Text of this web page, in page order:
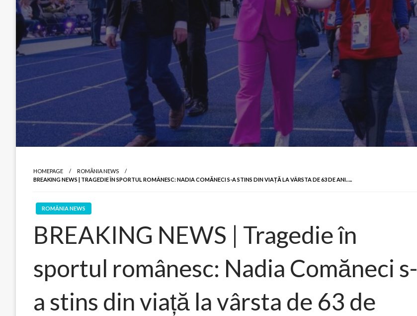
HOMEPAGE
ROMÂNIA NEWS
BREAKING NEWS | TRAGEDIE ÎN SPORTUL ROMÂNESC: NADIA COMĂNECI S-A STINS DIN VIAȚĂ LA VÂRSTA DE 63 DE ANI…..
ROMÂNIA NEWS
BREAKING NEWS | Tragedie în
sportul românesc: Nadia Comăneci s-
a stins din viață la vârsta de 63 de